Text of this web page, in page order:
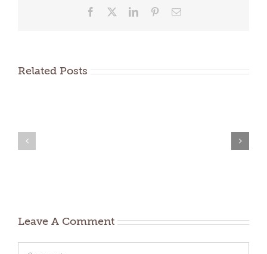
Facebook LinkedInPinterestEmail
Related Posts
Leave A Comment